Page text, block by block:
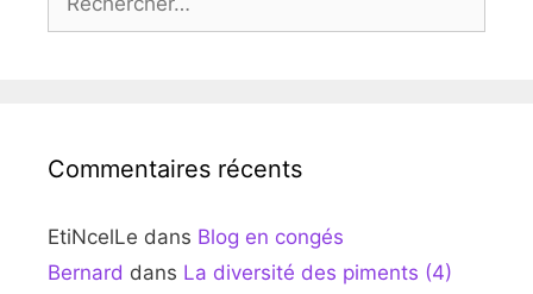
Commentaires récents
EtiNcelLe dans Blog en congés
Bernard dans La diversité des piments (4)